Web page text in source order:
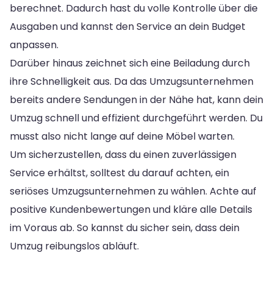
berechnet. Dadurch hast du volle Kontrolle über die
Ausgaben und kannst den Service an dein Budget
anpassen.
Darüber hinaus zeichnet sich eine Beiladung durch
ihre Schnelligkeit aus. Da das Umzugsunternehmen
bereits andere Sendungen in der Nähe hat, kann dein
Umzug schnell und effizient durchgeführt werden. Du
musst also nicht lange auf deine Möbel warten.
Um sicherzustellen, dass du einen zuverlässigen
Service erhältst, solltest du darauf achten, ein
seriöses Umzugsunternehmen zu wählen. Achte auf
positive Kundenbewertungen und kläre alle Details
im Voraus ab. So kannst du sicher sein, dass dein
Umzug reibungslos abläuft.